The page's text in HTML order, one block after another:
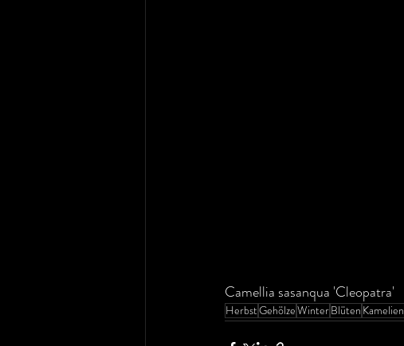
Camellia sasanqua 'Cleopatra'
HerbstGehölzeWinterBlüten Kamelien